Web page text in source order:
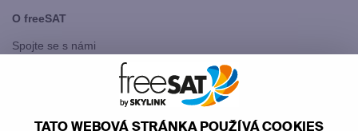
TATO WEBOVÁ STRÁNKA POUŽÍVÁ COOKIES
O freeSAT
Spojte se s námi